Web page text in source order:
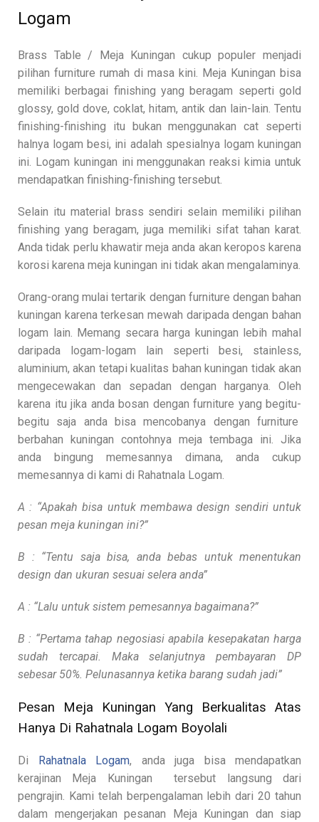
Logam
Brass Table / Meja Kuningan cukup populer menjadi
pilihan furniture rumah di masa kini. Meja Kuningan bisa
memiliki berbagai finishing yang beragam seperti gold
glossy, gold dove, coklat, hitam, antik dan lain-lain. Tentu
finishing-finishing itu bukan menggunakan cat seperti
halnya logam besi, ini adalah spesialnya logam kuningan
ini. Logam kuningan ini menggunakan reaksi kimia untuk
mendapatkan finishing-finishing tersebut.
Selain itu material brass sendiri selain memiliki pilihan
finishing yang beragam, juga memiliki sifat tahan karat.
Anda tidak perlu khawatir meja anda akan keropos karena
korosi karena meja kuningan ini tidak akan mengalaminya.
Orang-orang mulai tertarik dengan furniture dengan bahan
kuningan karena terkesan mewah daripada dengan bahan
logam lain. Memang secara harga kuningan lebih mahal
daripada logam-logam lain seperti besi, stainless,
aluminium, akan tetapi kualitas bahan kuningan tidak akan
mengecewakan dan sepadan dengan harganya. Oleh
karena itu jika anda bosan dengan furniture yang begitu-
begitu saja anda bisa mencobanya dengan furniture
berbahan kuningan contohnya meja tembaga ini. Jika
anda bingung memesannya dimana, anda cukup
memesannya di kami di Rahatnala Logam.
A : “Apakah bisa untuk membawa design sendiri untuk
pesan meja kuningan ini?”
B : “Tentu saja bisa, anda bebas untuk menentukan
design dan ukuran sesuai selera anda”
A : “Lalu untuk sistem pemesannya bagaimana?”
B : “Pertama tahap negosiasi apabila kesepakatan harga
sudah tercapai. Maka selanjutnya pembayaran DP
sebesar 50%. Pelunasannya ketika barang sudah jadi”
Pesan Meja Kuningan Yang Berkualitas Atas
Hanya Di Rahatnala Logam Boyolali
Di Rahatnala Logam, anda juga bisa mendapatkan
kerajinan Meja Kuningan tersebut langsung dari
pengrajin. Kami telah berpengalaman lebih dari 20 tahun
dalam mengerjakan pesanan Meja Kuningan dan siap